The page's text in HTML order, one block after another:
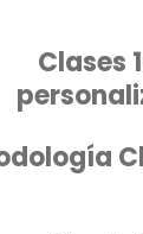
Clases